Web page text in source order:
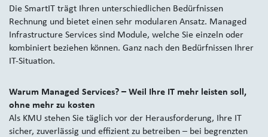
Die SmartIT trägt Ihren unterschiedlichen Bedürfnissen
Rechnung und bietet einen sehr modularen Ansatz. Managed
Infrastructure Services sind Module, welche Sie einzeln oder
kombiniert beziehen können. Ganz nach den Bedürfnissen Ihrer
IT-Situation.
Warum Managed Services? – Weil Ihre IT mehr leisten soll,
ohne mehr zu kosten
Als KMU stehen Sie täglich vor der Herausforderung, Ihre IT
sicher, zuverlässig und effizient zu betreiben – bei begrenzten